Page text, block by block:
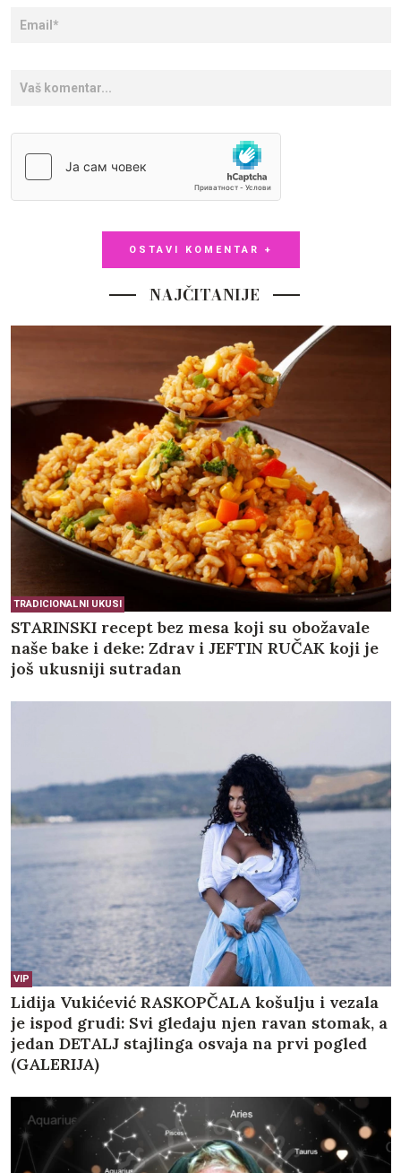
OSTAVI KOMENTAR +
NAJČITANIJE
TRADICIONALNI UKUSI
STARINSKI recept bez mesa koji su obožavale
naše bake i deke: Zdrav i JEFTIN RUČAK koji je
još ukusniji sutradan
VIP
Lidija Vukićević RASKOPČALA košulju i vezala
je ispod grudi: Svi gledaju njen ravan stomak, a
jedan DETALJ stajlinga osvaja na prvi pogled
(GALERIJA)